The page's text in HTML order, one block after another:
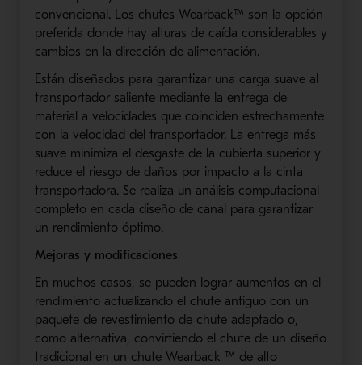
convencional. Los chutes Wearback™ son la opción
preferida donde hay alturas de caída considerables y
cambios en la dirección de alimentación.
Están diseñados para garantizar una carga suave al
transportador saliente mediante la entrega de
material a velocidades que coinciden estrechamente
con la velocidad del transportador. La entrega más
suave minimiza el desgaste de la cubierta superior y
reduce el riesgo de daños por impacto a la cinta
transportadora. Se realiza un análisis computacional
completo en cada diseño de canal para garantizar
un rendimiento óptimo.
Mejoras y modificaciones
En muchos casos, se pueden lograr aumentos en el
rendimiento actualizando el chute antiguo con un
paquete de revestimiento de chute adaptado o,
como alternativa, convirtiendo el chute de un diseño
tradicional en un chute Wearback ™ de alto